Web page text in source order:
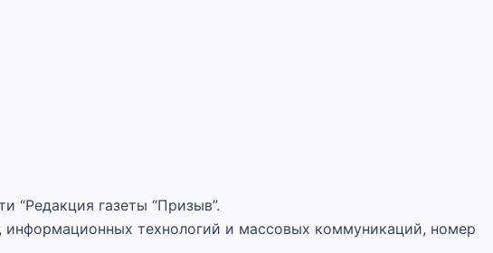
“Редакция газеты “Призыв”.
информационных технологий и массовых коммуникаций, номер